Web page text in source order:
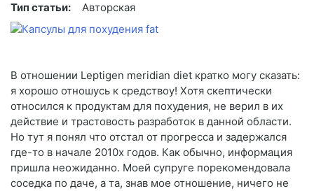
Тип статьи: Авторская
В отношении Leptigen meridian diet кратко могу сказать:
я хорошо отношусь к средствоу! Хотя скептически
относился к продуктам для похудения, не верил в их
действие и трастовость разработок в данной области.
Но тут я понял что отстал от прогресса и задержался
где-то в начале 2010х годов. Как обычно, информация
пришла неожиданно. Моей супруге порекомендовала
соседка по даче, а та, знав мое отношение, ничего не